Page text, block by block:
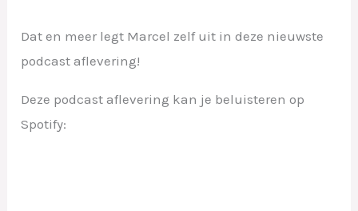
Dat en meer legt Marcel zelf uit in deze nieuwste
podcast aflevering!
Deze podcast aflevering kan je beluisteren op
Spotify: